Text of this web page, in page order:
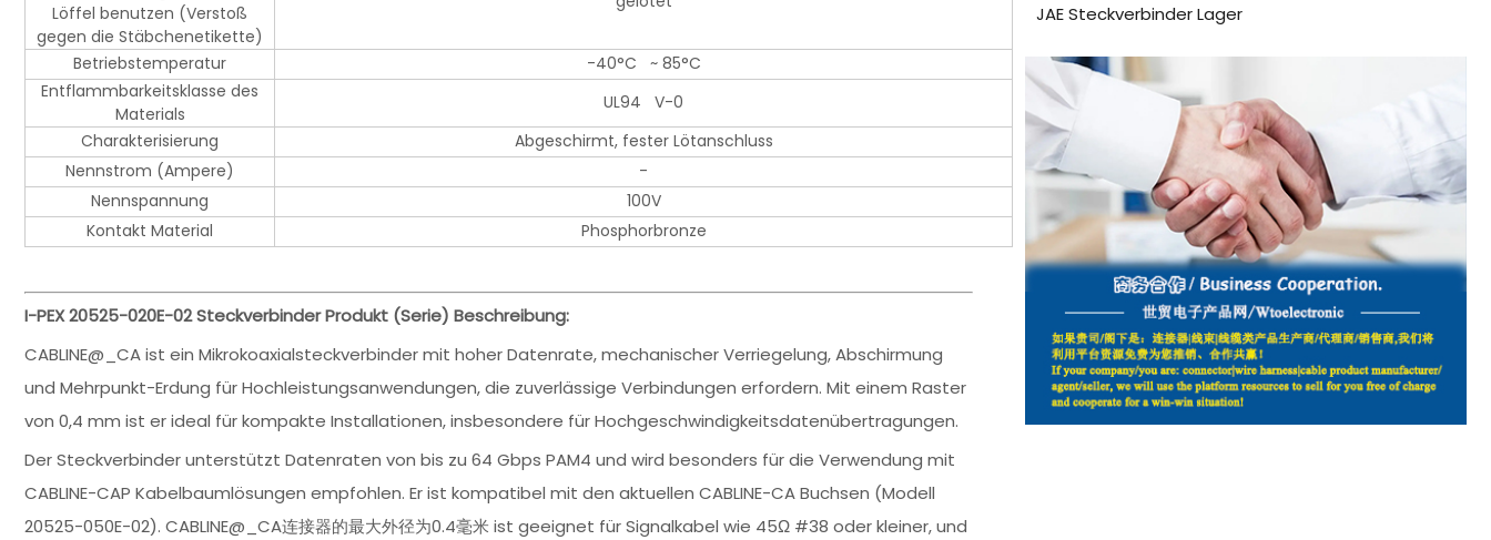
Löffel benutzen (Verstoß
gegen die Stäbchenetikette)
Betriebstemperatur
-40°C ~ 85°C
Entflammbarkeitsklasse des
Materials
UL94 V-0
Charakterisierung
Abgeschirmt, fester Lötanschluss
Nennstrom (Ampere)
-
Nennspannung
100V
Kontakt Material
Phosphorbronze
I-PEX 20525-020E-02 Steckverbinder Produkt (Serie) Beschreibung:
CABLINE@_CA ist ein Mikrokoaxialsteckverbinder mit hoher Datenrate, mechanischer Verriegelung, Abschirmung
und Mehrpunkt-Erdung für Hochleistungsanwendungen, die zuverlässige Verbindungen erfordern. Mit einem Raster
von 0,4 mm ist er ideal für kompakte Installationen, insbesondere für Hochgeschwindigkeitsdatenübertragungen.
Der Steckverbinder unterstützt Datenraten von bis zu 64 Gbps PAM4 und wird besonders für die Verwendung mit
CABLINE-CAP Kabelbaumlösungen empfohlen. Er ist kompatibel mit den aktuellen CABLINE-CA Buchsen (Modell
20525-050E-02). CABLINE@_CA连接器的最大外径为0.4毫米 ist geeignet für Signalkabel wie 45Ω #38 oder kleiner, und
JAE Steckverbinder Lager